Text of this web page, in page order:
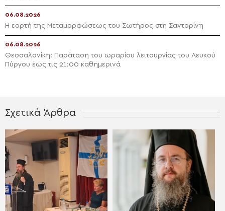
06.08.2026
Η εορτή της Μεταμορφώσεως του Σωτήρος στη Σαντορίνη
06.08.2026
Θεσσαλονίκη: Παράταση του ωραρίου λειτουργίας του Λευκού
Πύργου έως τις 21:00 καθημερινά
Σχετικά Άρθρα